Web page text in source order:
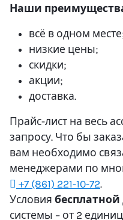
Наши
всё в одном
низкие цены;
скидки;
акции;
доставка.
Прайс-лист на весь
запросу. Что бы
вам необходимо
менеджерами по
+7 (861) 221-10-72.
Условия бесплатной
системы – от 2